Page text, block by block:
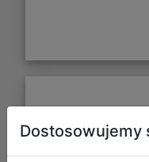
Kangur Gra
Dostosowujemy